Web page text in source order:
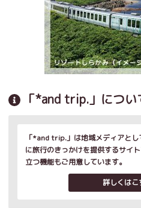
「*and trip.」につい
「*and trip.」は地域メディアと
に旅行のきっかけを提供するサイ
立つ機能もご用意しています。
詳しくはこ